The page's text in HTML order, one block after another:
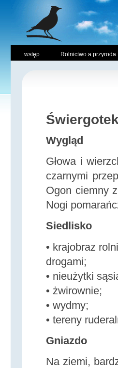
wstęp Rolnictwo a przyroda
Wygląd
Głowa i
czarnymi
Ogon ciemny
Nogi
Siedlisko
• krajobraz
drogami;
• nieużytki
• żwirownie;
• wydmy;
• tereny
Gniazdo
Na ziemi,